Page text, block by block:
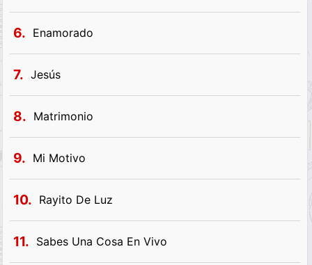
6. Enamorado
7. Jesús
8. Matrimonio
9. Mi Motivo
10. Rayito De Luz
11. Sabes Una Cosa En Vivo